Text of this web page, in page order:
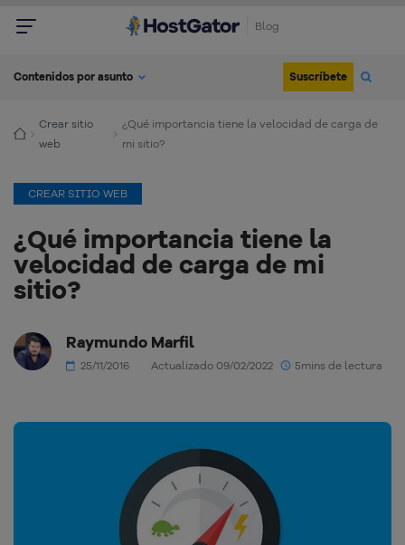
Blog
Contenidos por asunto Suscríbete
Crear sitio
web
¿Qué importancia tiene la velocidad de carga de
mi sitio?
CREAR SITIO WEB
¿Qué importancia tiene la
velocidad de carga de mi
sitio?
Raymundo Marfil
25/11/2016 Actualizado 09/02/2022 5mins de lectura